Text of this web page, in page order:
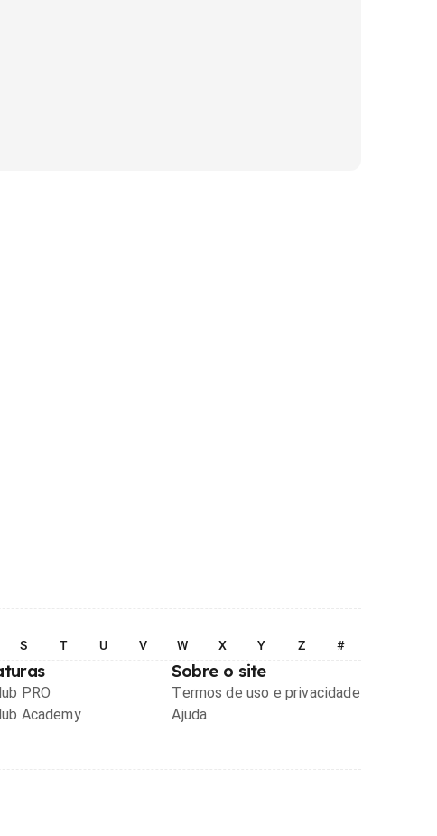
S T U V W X Y Z #
PRO
Academy
Sobre o site
Termos de uso e privacidade
Ajuda